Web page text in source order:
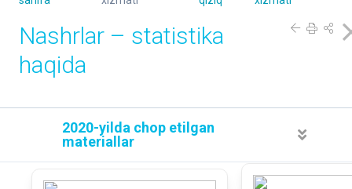
Nashrlar – statistika
haqida
2020-yilda chop etilgan
materiallar